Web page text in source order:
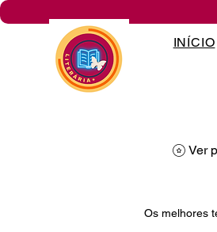
INÍCIO
Ver
Os melhores